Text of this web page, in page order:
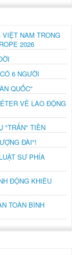
NAM TRONG
2026
6 NGƯỜI
QUỐC"
VỀ LAO ĐỘNG
"TRẤN" TIỀN
ĐÀI"!
SƯ PHÍA
ĐỘNG KHIÊU
TOÀN BÌNH